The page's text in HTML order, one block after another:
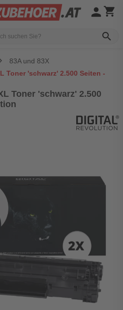
search
person shopping_cart
83A und 83X
Toner 'schwarz' 2.500 Seiten -
Toner 'schwarz' 2.500